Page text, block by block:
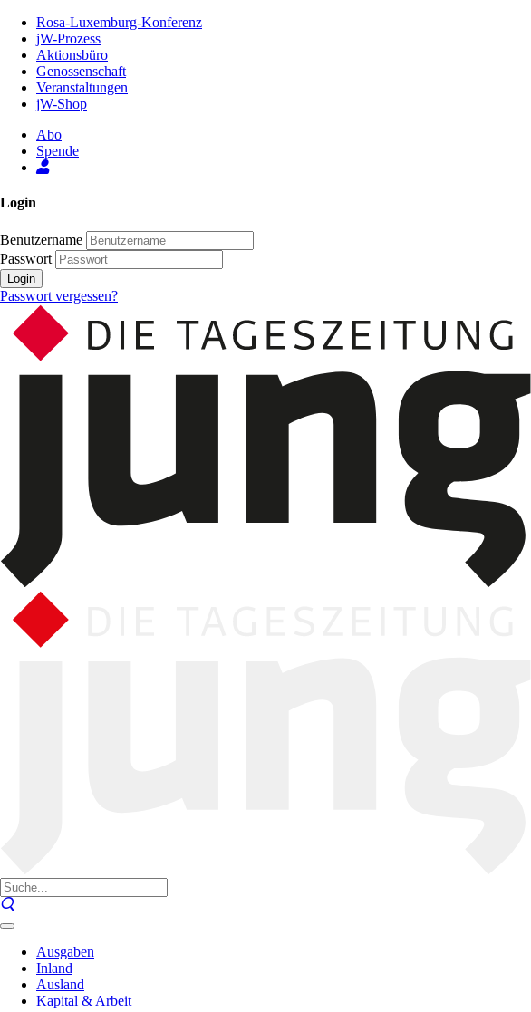
Inhalt
Seite
Rosa-Luxemburg-Konferenz
jW-Prozess
Aktionsbüro
Genossenschaft
Veranstaltungen
jW-Shop
Abo
Spende
Login
Benutzername
Passwort
Login
Passwort vergessen?
Ausgaben
Inland
Ausland
Kapital & Arbeit